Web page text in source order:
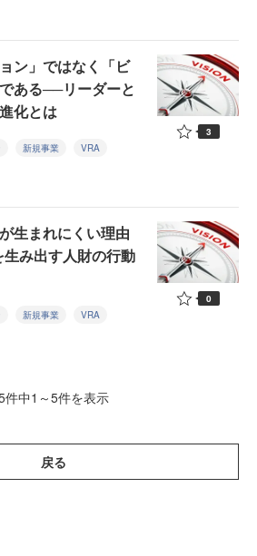
ン」ではなく「ビ
ある──リーダーと
化とは
新規事業 VRA
3
生まれにくい理由
み出す人財の行動
新規事業 VRA
0
件中1～5件を表示
戻る